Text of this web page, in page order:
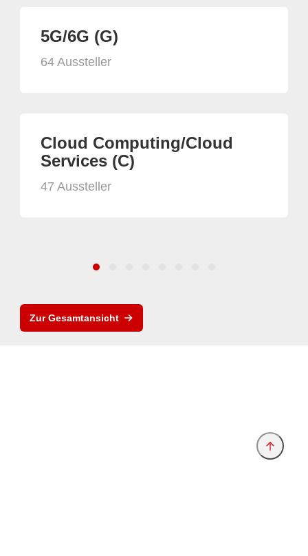
5G/6G (G)
64 Aussteller
Cloud Computing/Cloud
Services (C)
47 Aussteller
Zur Gesamtansicht